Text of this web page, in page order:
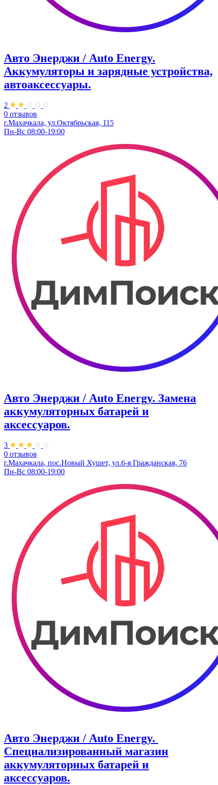
Авто Энерджи / Auto Energy.
Аккумуляторы и зарядные устройства,
автоаксессуары.
2
0 отзывов
г.Махачкала, ул.​Октябрьская, 115
Пн-Вс 08:00-19:00
Авто Энерджи / Auto Energy. Замена
аккумуляторных батарей и
аксессуаров.
3
0 отзывов
г.Махачкала, пос.Новый Хушет, ул.6-я Гражданская, 76
Пн-Вс 08:00-19:00
Авто Энерджи / Auto Energy. ​
Специализированный магазин
аккумуляторных батарей и
аксессуаров.